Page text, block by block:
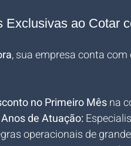
Exclusivas ao Cotar
, sua empresa conta
no Primeiro Mês na
de Atuação:
operacionais de